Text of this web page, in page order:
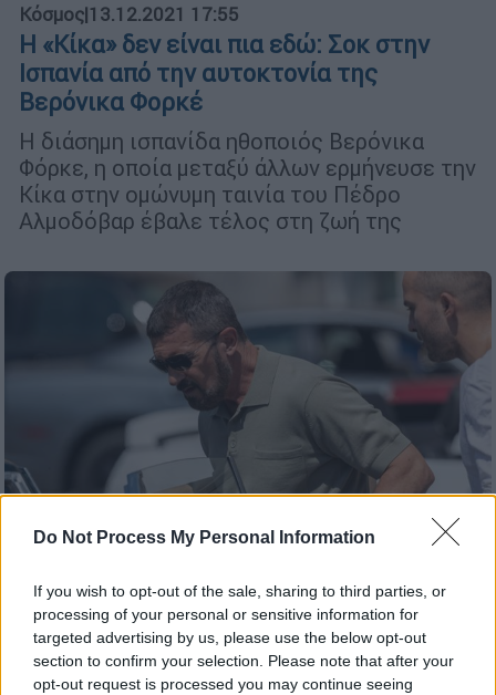
Do Not Process My Personal Information
If you wish to opt-out of the sale, sharing to third parties, or
processing of your personal or sensitive information for
targeted advertising by us, please use the below opt-out
section to confirm your selection. Please note that after your
opt-out request is processed you may continue seeing
Κόσμος|13.12.2021 17:55
Η «Κίκα» δεν είναι πια εδώ: Σοκ στην
Ισπανία από την αυτοκτονία της
Βερόνικα Φορκέ
Η διάσημη ισπανίδα ηθοποιός Βερόνικα
Φόρκε, η οποία μεταξύ άλλων ερμήνευσε την
Κίκα στην ομώνυμη ταινία του Πέδρο
Αλμοδόβαρ έβαλε τέλος στη ζωή της
Lifestyle|16.11.2021 16:17
Πρώην παίκτης του ελληνικού Survivor
«έπαιξε ξύλο» με τον Αντόνιο